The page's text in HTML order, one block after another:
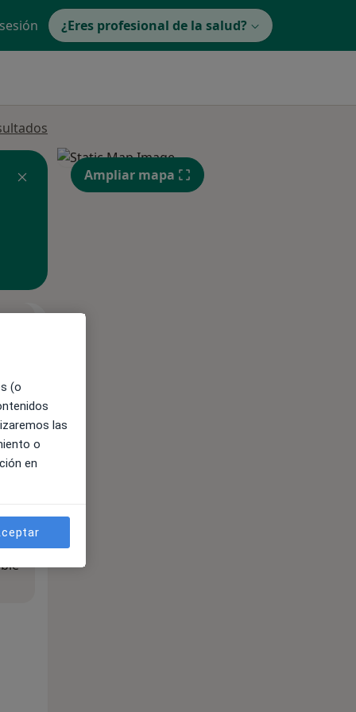
¿Eres profesional de la salud?
Ampliar mapa
(o
las
o
en